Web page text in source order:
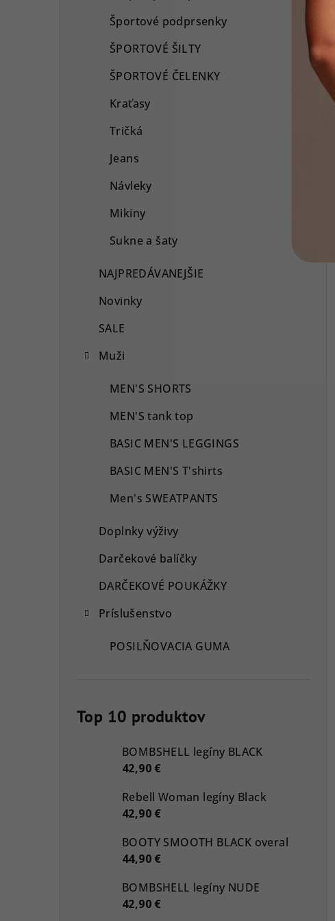
Športové podprsenky
ŠPORTOVÉ ŠILTY
ŠPORTOVÉ ČELENKY
Kraťasy
Tričká
Jeans
Návleky
Mikiny
Sukne a šaty
NAJPREDÁVANEJŠIE
Novinky
SALE
Muži
MEN'S SHORTS
MEN'S tank top
BASIC MEN'S LEGGINGS
BASIC MEN'S T'shirts
Men's SWEATPANTS
Doplnky výživy
Darčekové balíčky
DARČEKOVÉ POUKÁŽKY
Príslušenstvo
POSILŇOVACIA GUMA
Top 10 produktov
BOMBSHELL legíny BLACK
42,90 €
Rebell Woman legíny Black
42,90 €
BOOTY SMOOTH BLACK overal
44,90 €
BOMBSHELL legíny NUDE
42,90 €